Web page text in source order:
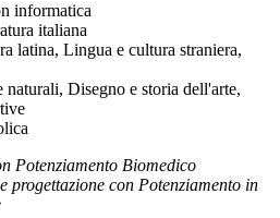
informatica
italiana
latina, Lingua e cultura straniera,
naturali, Disegno e storia dell'arte,
Potenziamento Biomedico
con Potenziamento in